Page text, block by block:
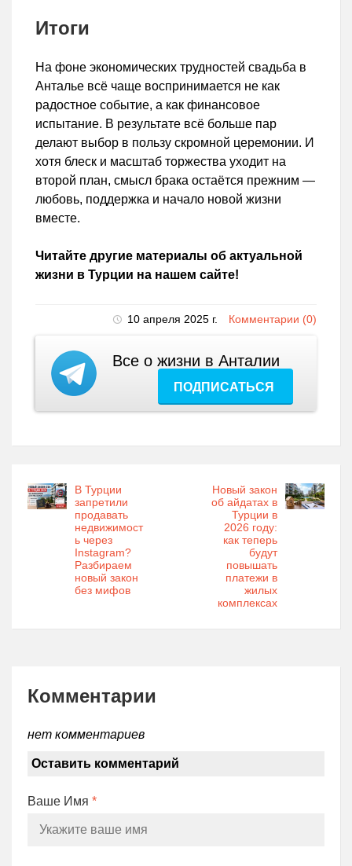
Итоги
На фоне экономических трудностей свадьба в
Анталье всё чаще воспринимается не как
радостное событие, а как финансовое
испытание. В результате всё больше пар
делают выбор в пользу скромной церемонии. И
хотя блеск и масштаб торжества уходит на
второй план, смысл брака остаётся прежним —
любовь, поддержка и начало новой жизни
вместе.
Читайте другие материалы об актуальной
жизни в Турции на нашем сайте!
10 апреля 2025 г. Комментарии (0)
Все о жизни в Анталии
ПОДПИСАТЬСЯ
В Турции
запретили
продавать
недвижимост
ь через
Instagram?
Разбираем
новый закон
без мифов
Новый закон
об айдатах в
Турции в
2026 году:
как теперь
будут
повышать
платежи в
жилых
комплексах
Комментарии
нет комментариев
Оставить комментарий
Ваше Имя *